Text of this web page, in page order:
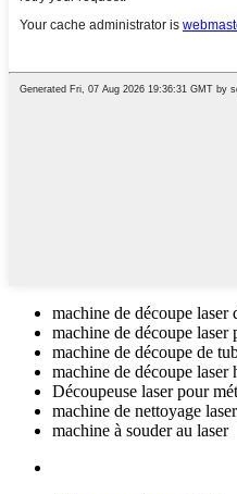
machine de découpe laser
machine de découpe laser
machine de découpe de
machine de découpe laser
Découpeuse laser pour
machine de nettoyage laser
machine à souder au laser